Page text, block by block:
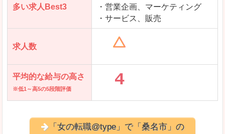
多い求人Best3
・営業企画、マーケティング
・サービス、販売
求人数
平均的な給与の高さ
※低1～高5の5段階評価
「女の転職@type」で「桑名市」の